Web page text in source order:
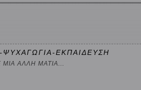
ΕΚΠΑΙΔΕΥΣΗ
ΜΙΑ ΑΛΛΗ ΜΑΤΙΑ...